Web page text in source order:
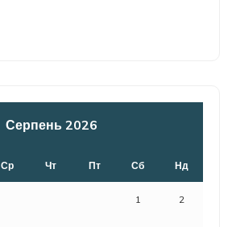
Серпень 2026
Ср Чт Пт Сб Нд
1 2